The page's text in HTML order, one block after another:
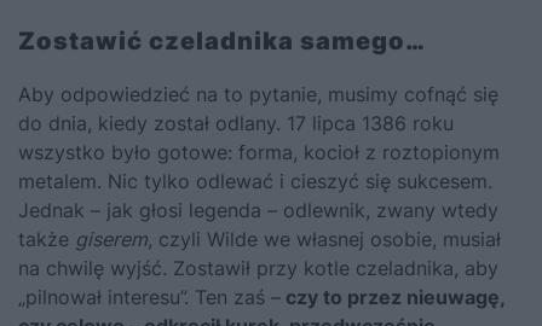
Zostawić czeladnika samego…
Aby odpowiedzieć na to pytanie, musimy cofnąć się
do dnia, kiedy został odlany. 17 lipca 1386 roku
wszystko było gotowe: forma, kocioł z roztopionym
metalem. Nic tylko odlewać i cieszyć się sukcesem.
Jednak – jak głosi legenda – odlewnik, zwany wtedy
także giserem, czyli Wilde we własnej osobie, musiał
na chwilę wyjść. Zostawił przy kotle czeladnika, aby
„pilnował interesu”. Ten zaś – czy to przez nieuwagę,